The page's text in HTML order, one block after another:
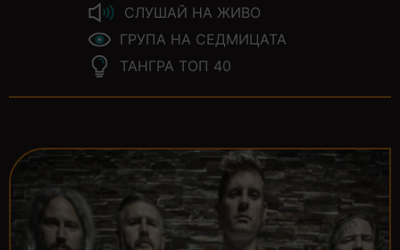
СЛУШАЙ НА ЖИВО
ГРУПА НА СЕДМИЦАТА
ТАНГРА ТОП 40